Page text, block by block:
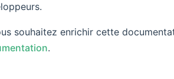
souhaitez enrichir cette
.